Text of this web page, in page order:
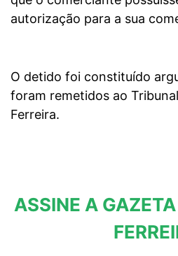
autorização para a sua
O detido foi constituído
foram remetidos ao
Ferreira.
ASSINE A